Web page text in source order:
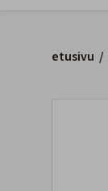
etusivu /